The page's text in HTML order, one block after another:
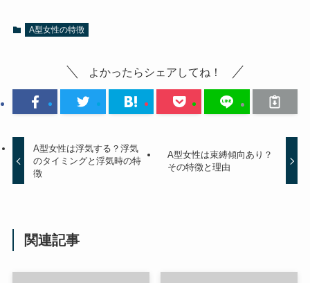
A型女性の特徴
よかったらシェアしてね！
A型女性は浮気する？浮気
のタイミングと浮気時の特
徴
A型女性は束縛傾向あり？
その特徴と理由
関連記事